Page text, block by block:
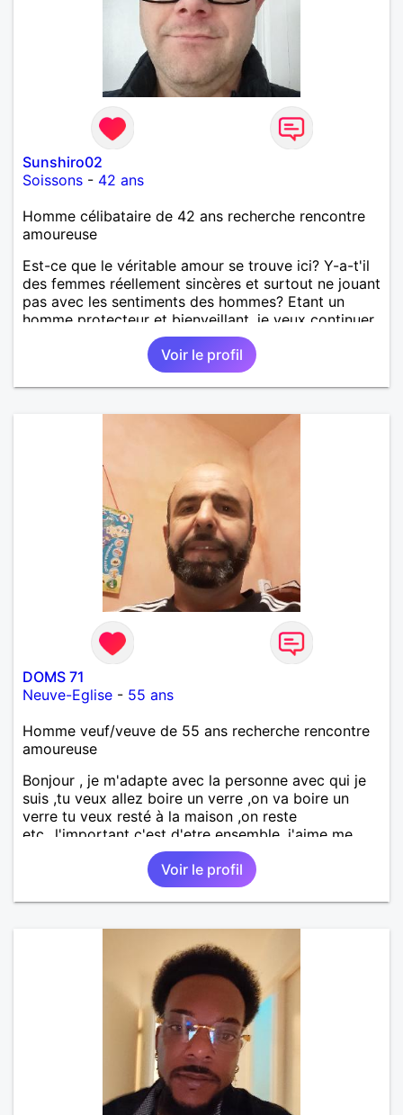
Sunshiro02
Soissons - 42 ans
Homme célibataire de 42 ans recherche rencontre
amoureuse
Est-ce que le véritable amour se trouve ici? Y-a-t'il
des femmes réellement sincères et surtout ne jouant
pas avec les sentiments des hommes? Etant un
homme protecteur et bienveillant, je veux continuer
d'y croire et pouvoir enfin former la petite famille
que je désir temps. Faux profil, profiteuse et autres
joyeuseté passer votre chemin, vous ne
m'intéressez pas du tout!
Voir le profil
DOMS 71
Neuve-Eglise - 55 ans
Homme veuf/veuve de 55 ans recherche rencontre
amoureuse
Bonjour , je m'adapte avec la personne avec qui je
suis ,tu veux allez boire un verre ,on va boire un
verre tu veux resté à la maison ,on reste
etc...l'important c'est d'etre ensemble .j'aime me
balader , faire du sport , regarder des film , aller au
théatre etc et j'aime par dessus tous rire
Voir le profil